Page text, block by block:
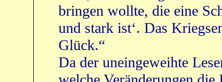
bringen wollte, die eine
und stark ist‘. Das
Glück.“
Da der uneingeweihte